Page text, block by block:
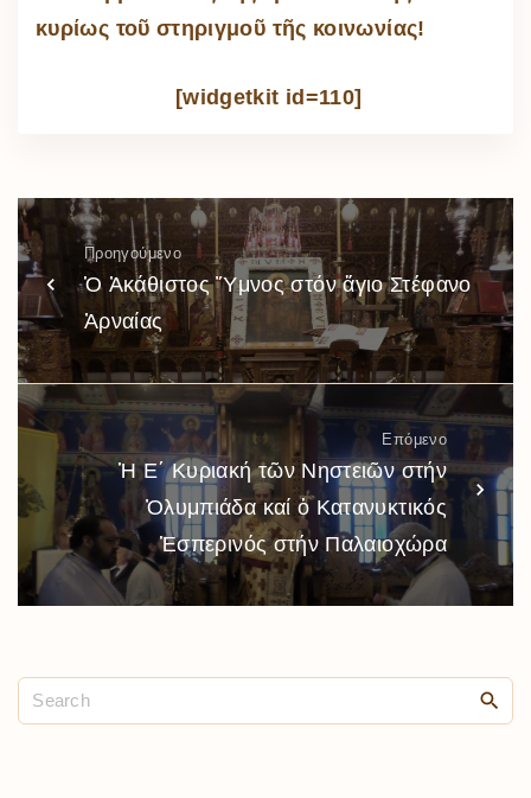
κυρίως τοῦ στηριγμοῦ τῆς κοινωνίας!
[widgetkit id=110]
Προηγούμενο
Ὁ Ἀκάθιστος Ὕμνος στόν ἅγιο Στέφανο
Ἀρναίας
Επόμενο
Ἡ Ε΄ Κυριακή τῶν Νηστειῶν στήν
Ὀλυμπιάδα καί ὁ Κατανυκτικός
Ἑσπερινός στήν Παλαιοχώρα